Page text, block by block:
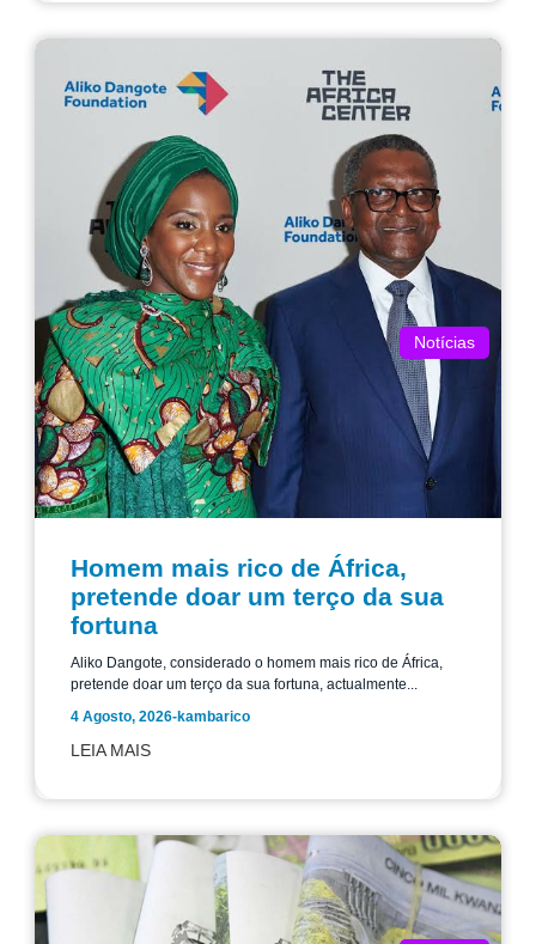
Notícias
Homem mais rico de África,
pretende doar um terço da sua
fortuna
Aliko Dangote, considerado o homem mais rico de África,
pretende doar um terço da sua fortuna, actualmente...
4 Agosto, 2026-kambarico
LEIA MAIS